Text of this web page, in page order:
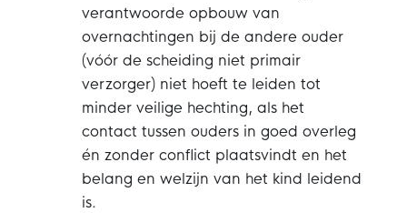
verantwoorde opbouw van
overnachtingen bij de andere ouder
(vóór de scheiding niet primair
verzorger) niet hoeft te leiden tot
minder veilige hechting, als het
contact tussen ouders in goed overleg
én zonder conflict plaatsvindt en het
belang en welzijn van het kind leidend
is.